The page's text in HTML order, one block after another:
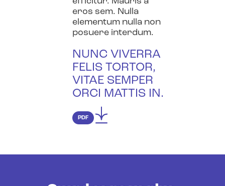
eros sem. Nulla
elementum nulla non
posuere interdum.
NUNC VIVERRA
FELIS TORTOR,
VITAE SEMPER
ORCI MATTIS IN.
PDF